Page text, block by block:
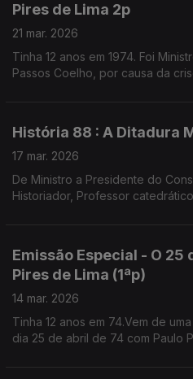
Pires de Lima 2p
21 mar. 2026
Tinha 12 anos em 1974. Foi
Passos Coelho, por causa da
História 88 : A Ditadura
17 mar. 2026
De Ministro a Presidente do
Historiador, Professor
Emissão Especial - O 25
Pires de Lima (1ªp)
14 mar. 2026
Tinha 12 anos em 74.Vem de
dia 25 de abril de 74 com Paulo